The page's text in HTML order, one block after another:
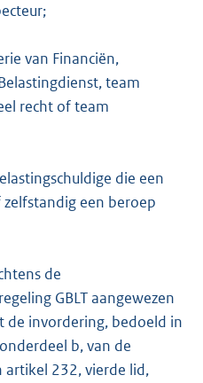
van Financiën,
team
recht of team
die een
een beroep
de
GBLT aangewezen
de invordering, bedoeld in
b, van de
artikel 232, vierde lid,